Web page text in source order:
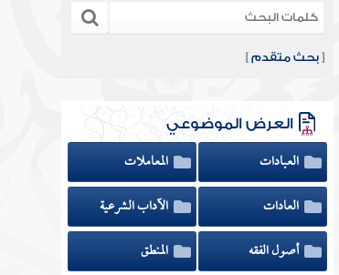
[بحث متقدم ]
العرض الموضوعي
العبادات
المعاملات
العادات
الآداب الشرعية
أصول الفقه
المنطق